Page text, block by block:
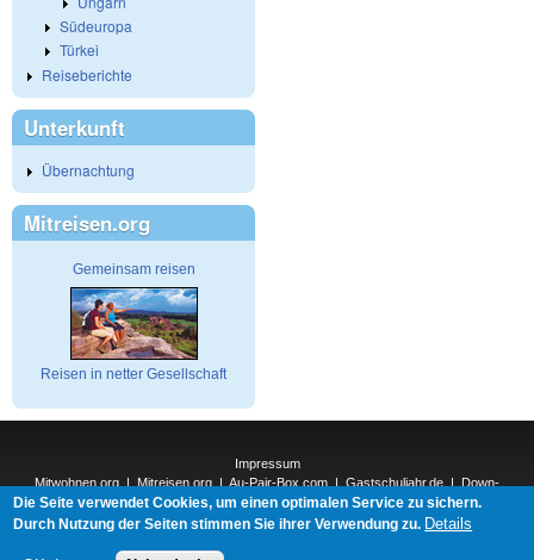
Südeuropa
Türkei
Reiseberichte
Unterkunft
Übernachtung
Mitreisen.org
Gemeinsam reisen
Reisen in netter Gesellschaft
Impressum
Mitwohnen.org
Mitreisen.org Au-Pair-Box.com Gastschuljahr.de
Down-
Under.org |Elderpair.com|
Interconnections-Verlag.de|Natur-und-Umwelt.org|ReiseTops.com|
Die Seite verwendet Cookies, um einen optimalen Service zu sichern.
Durch Nutzung der Seiten stimmen Sie ihrer Verwendung zu. Details